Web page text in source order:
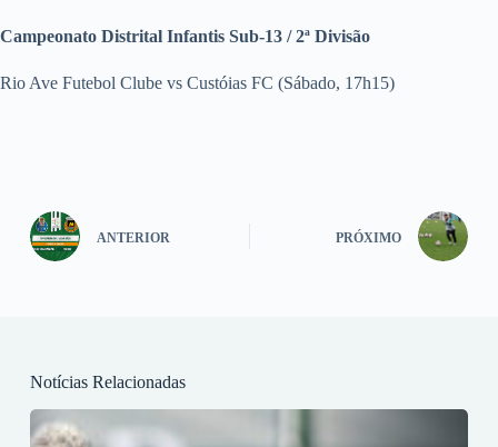
Campeonato Distrital Infantis Sub-13 / 2ª Divisão
Rio Ave Futebol Clube vs Custóias FC (Sábado, 17h15)
ANTERIOR PRÓXIMO
Notícias Relacionadas